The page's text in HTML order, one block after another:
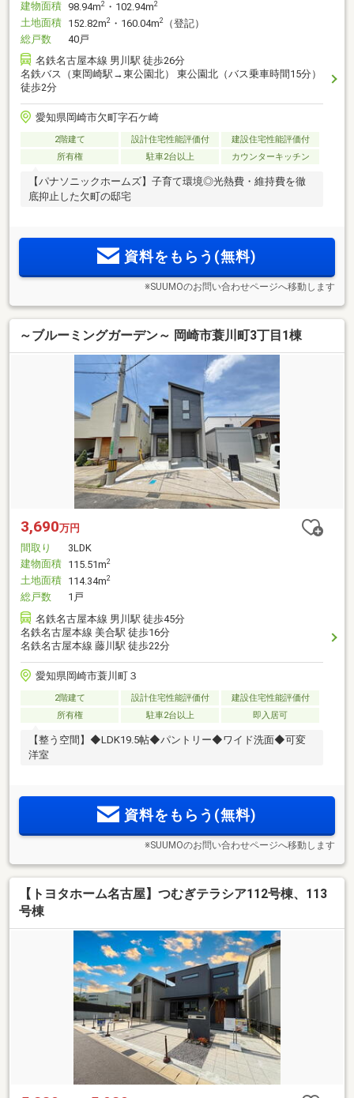
建物面積 98.94m2 ・102.94m2
土地面積 152.82m2 ・160.04m2
（登記）
総戸数
40戸
名鉄名古屋本線 男川駅 徒歩26分
名鉄バス（東岡崎駅→東公園北） 東公園北（バス乗車時間15分）
徒歩2分
愛知県岡崎市欠町字石ケ崎
2階建て 設計住宅性能評価付
建設住宅性能評価付
所有権
駐車2台以上 カウンターキッチン
【パナソニックホームズ】子育て環境◎光熱費・維持費を徹
底抑止した欠町の邸宅
資料をもらう(無料)
※SUUMOのお問い合わせページへ移動します
～ブルーミングガーデン～ 岡崎市蓑川町3丁目1棟
3,690万円
間取り
3LDK
建物面積 115.51m2
土地面積 114.34m2
総戸数
1戸
名鉄名古屋本線 男川駅 徒歩45分
名鉄名古屋本線 美合駅 徒歩16分
名鉄名古屋本線 藤川駅 徒歩22分
愛知県岡崎市蓑川町３
2階建て 設計住宅性能評価付
建設住宅性能評価付
所有権
駐車2台以上 即入居可
【整う空間】◆LDK19.5帖◆パントリー◆ワイド洗面◆可変
洋室
資料をもらう(無料)
※SUUMOのお問い合わせページへ移動します
【トヨタホーム名古屋】つむぎテラシア112号棟、113
号棟